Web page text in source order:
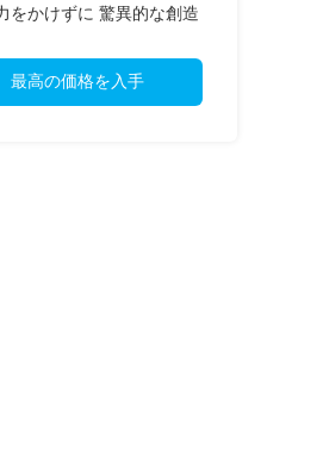
をかけずに 驚異的な創造
最高の価格を入手